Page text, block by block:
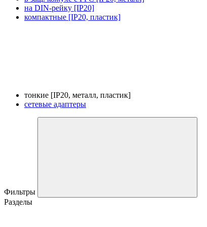
на DIN-рейку [IP20]
компактные [IP20, пластик]
тонкие [IP20, металл, пластик]
сетевые адаптеры
Фильтры
Разделы